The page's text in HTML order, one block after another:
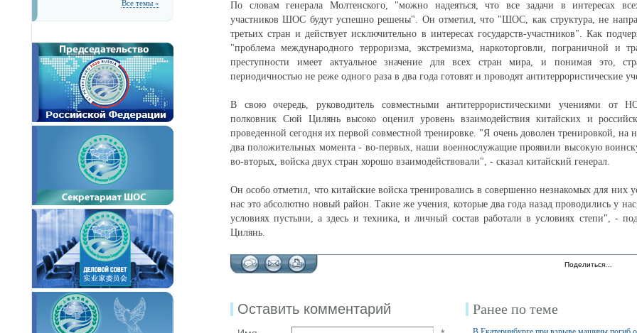
Все темы »
По словам генерала Молтенского, "можно надеяться, что все задачи в интересах
участников ШОС будут успешно решены". Он отметил, что "ШОС, как структура, не
третьих стран и действует исключительно в интересах государств-участников". Как
"проблема международного терроризма, экстремизма, наркоторговли, пограничной и
преступности имеет актуальное значение для всех стран мира, и понимая это,
периодичностью не реже одного раза в два года готовят и проводят антитеррористические
В свою очередь, руководитель совместными антитеррористическими учениями от
полковник Сюй Цилянь высоко оценил уровень взаимодействия китайских и
проведенной сегодня их первой совместной тренировке. "Я очень доволен тренировкой, на
два положительных момента - во-первых, наши военнослужащие проявили высокую
во-вторых, войска двух стран хорошо взаимодействовали", - сказал китайский генерал.
Он особо отметил, что китайские войска тренировались в совершенно незнакомых для них
нас это абсолютно новый район. Такие же учения, которые два года назад проводились у
условиях пустыни, а здесь и техника, и личный состав работали в условиях степи", -
Цилянь.
Поделиться…
Оставить комментарий Ранее по теме